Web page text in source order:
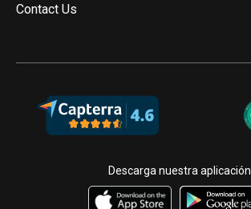
Contact Us
Descarga nuestra aplicación